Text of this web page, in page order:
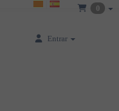
0
Entrar